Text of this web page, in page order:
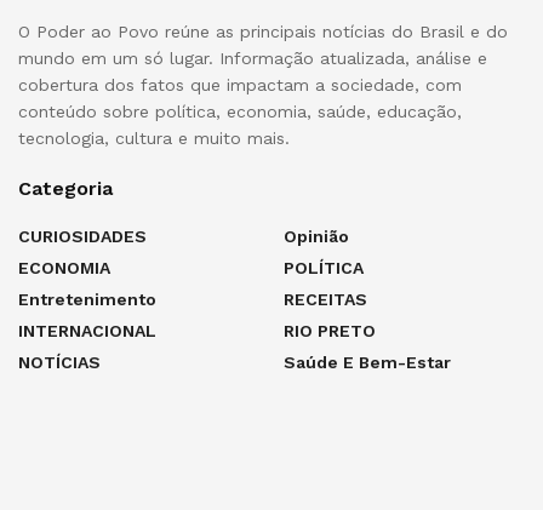
O Poder ao Povo reúne as principais notícias do Brasil e do
mundo em um só lugar. Informação atualizada, análise e
cobertura dos fatos que impactam a sociedade, com
conteúdo sobre política, economia, saúde, educação,
tecnologia, cultura e muito mais.
Categoria
CURIOSIDADES
ECONOMIA
Entretenimento
INTERNACIONAL
NOTÍCIAS
Opinião
POLÍTICA
RECEITAS
RIO PRETO
Saúde E Bem-Estar